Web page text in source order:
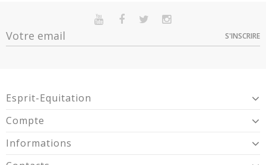
S'INSCRIRE
Esprit-Equitation
Compte
Informations